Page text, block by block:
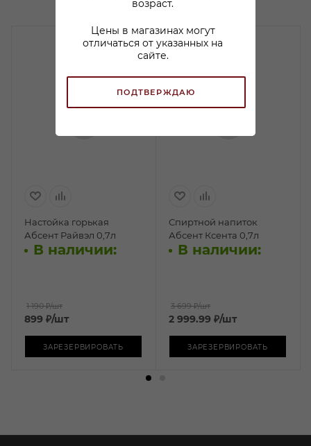
возраст.
Цены в магазинах могут
отличаться от указанных на
сайте.
ПОДТВЕРЖДАЮ
Настойка горькая
Абсент Райвэл 0,7л
В наличии:
1 190 ₽/шт
899 ₽/шт
ЗАРЕЗЕРВИРОВАТЬ
Спиртной напиток
Абсент Ксента 0,7л
В наличии:
3 699 ₽/шт
2 999.99 ₽/шт
ЗАРЕЗЕРВИРОВАТЬ